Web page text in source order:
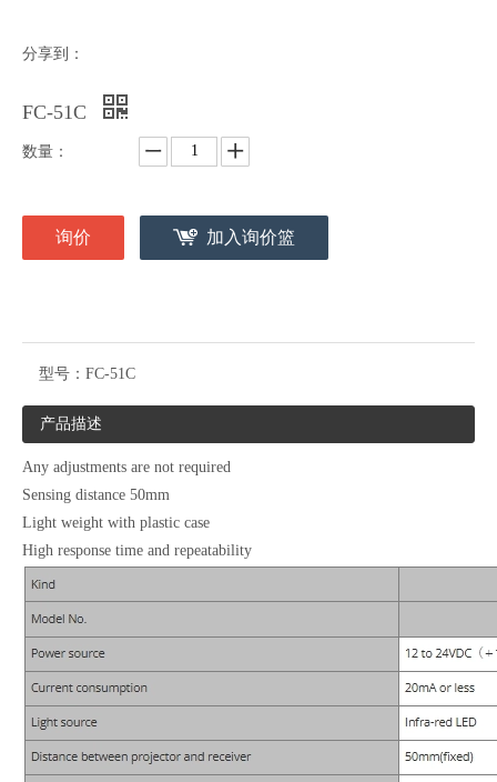
分享到：
FC-51C
数量：
询价 加入询价篮
型号： FC-51C
产品描述
Any adjustments are not required
Sensing distance 50mm
Light weight with plastic case
High response time and repeatability